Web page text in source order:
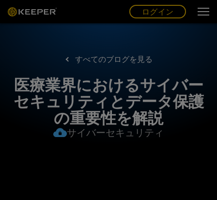
グ (JP)
ログイン
すべてのブログを見る
医療業界におけるサイバー
セキュリティとデータ保護
の重要性を解説
サイバーセキュリティ